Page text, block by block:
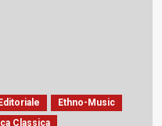
Ethno-Music
Classica